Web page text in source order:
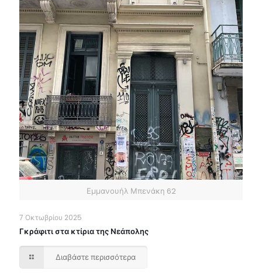
Εμμανουήλ Μπενάκη 62
7 Οκτωβρίου 2025
Γκράφιτι στα κτίρια της Νεάπολης
Διαβάστε περισσότερα